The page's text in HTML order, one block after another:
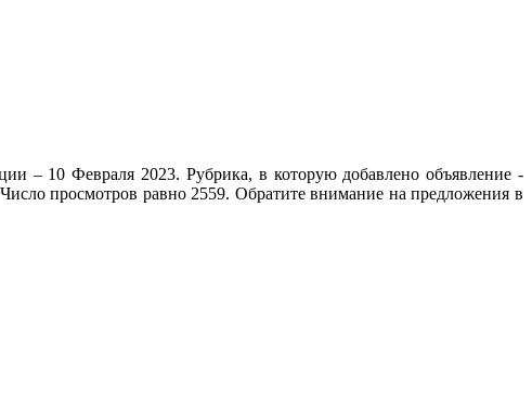
– 10 Февраля 2023. Рубрика, в которую добавлено объявление -
просмотров равно 2559. Обратите внимание на предложения в